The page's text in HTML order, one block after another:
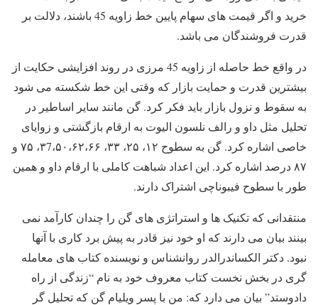
خرید و اگر قیمت های سهام پایین خط زاویه 45 باشند، دلالت بر
قدرت فروشندگان می باشد.
در واقع خط حاصله از زاویه 45 مرزی در روند افزایشی حکایت از
بیشترین قدرت و حمایت بازار که وقتی این خط شکسته می شود
به سقوط و نزول بازار باید فکر کرد. گن مانند سایر اساطیر در
تحلیل مثل داو و رالف نلسون الیوت به ارقام بازگشتی و زوایای
خاصی اشاره کرد. گن به سطوح ۱۲، ۲۵، ۳۳، ۳7،۵۰،۶۲،۶۶، ۷۵ و
۸۷ درصد اشاره کرد. این اعداد شباهت کاملی با ارقام داو و همین
طور با سطوح فیبوناچی اشتراک دارند.
منتقدانی که تکنیک ها و استراتژی های گن را چندان کارآمد نمی
بینند بیان می دارند که او خود نیز قادر به پیش برد کاری با آنها
نبود. دکتر الکساندرالدر روانشناس و نویسنده کتاب های معامله
گری در بخش نخست کتاب معروف خود به نام “زندگی از راه
دادوستد” بیان می دارد که: من با پسر ویلیام گن که تحلیل گر